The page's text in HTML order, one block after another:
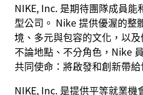
NIKE, Inc. 是期待團隊成員
型公司。 Nike 提供優渥的整
境、多元與包容的文化，以
不論地點、不分角色，Nike
共同使命：將啟發和創新帶
NIKE, Inc. 是提供平等就業